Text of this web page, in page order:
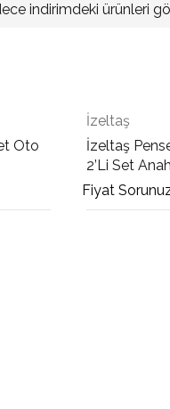
indirimdeki ürünleri
Oto
İzeltaş
İzeltaş
2’Li Set
Fiyat